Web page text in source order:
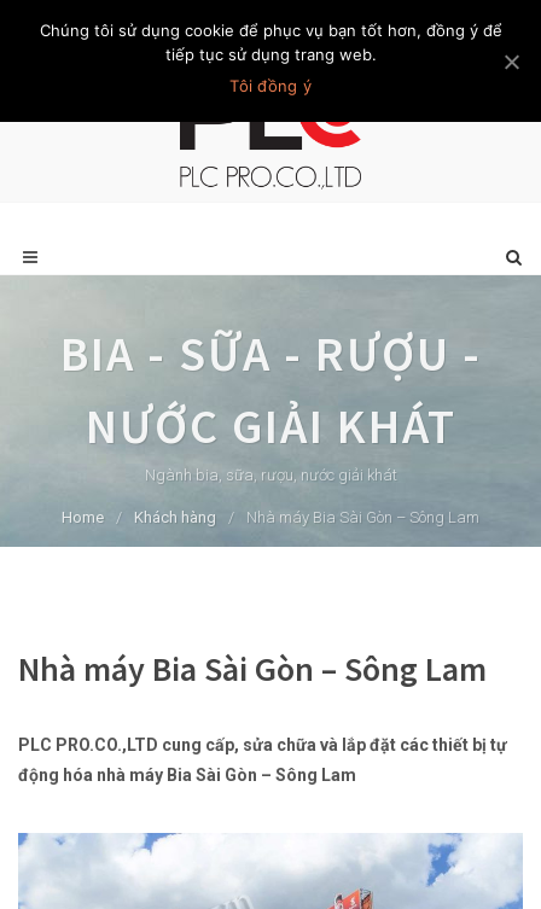
Trang chủ Giới thiệu Khách hàng Liên hệ Thành viên
BIA - SỮA - RƯỢU -
NƯỚC GIẢI KHÁT
Ngành bia, sữa, rượu, nước giải khát
Home / Khách hàng / Nhà máy Bia Sài Gòn – Sông Lam
Nhà máy Bia Sài Gòn – Sông Lam
PLC PRO.CO.,LTD cung cấp, sửa chữa và lắp đặt các thiết bị tự
động hóa nhà máy Bia Sài Gòn – Sông Lam
Chúng tôi sử dụng cookie để phục vụ bạn tốt hơn, đồng ý để
tiếp tục sử dụng trang web.
Tôi đồng ý